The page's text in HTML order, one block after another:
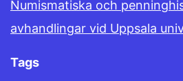
Numismatiska och
avhandlingar vid Uppsala
Tags